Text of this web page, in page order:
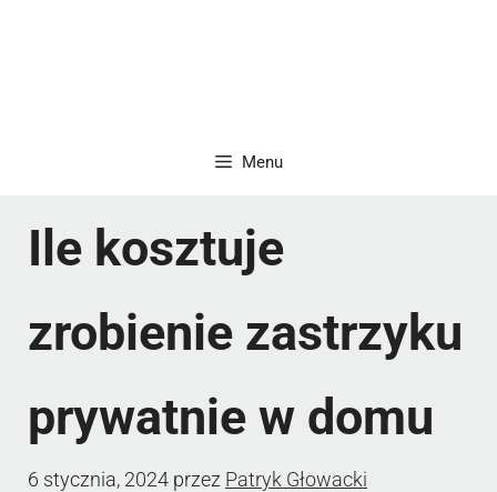
Menu
Ile kosztuje
zrobienie zastrzyku
prywatnie w domu
6 stycznia, 2024 przez Patryk Głowacki